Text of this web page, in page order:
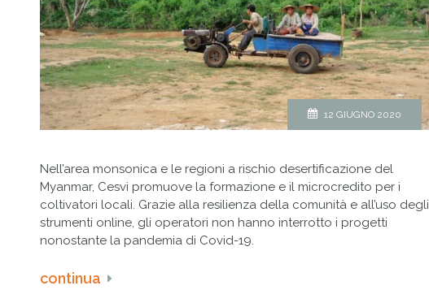
12 GIUGNO 2020
Nell’area monsonica e le regioni a rischio desertificazione del
Myanmar, Cesvi promuove la formazione e il microcredito per i
coltivatori locali. Grazie alla resilienza della comunità e all’uso degli
strumenti online, gli operatori non hanno interrotto i progetti
nonostante la pandemia di Covid-19.
continua